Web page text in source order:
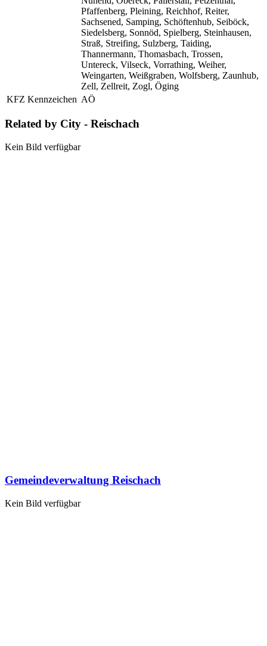
Pfaffenberg, Pleining, Reichhof, Reiter,
Sachsened, Samping, Schöftenhub, Seiböck,
Siedelsberg, Sonnöd, Spielberg, Steinhausen,
Straß, Streifing, Sulzberg, Taiding,
Thannermann, Thomasbach, Trossen,
Untereck, Vilseck, Vorrathing, Weiher,
Weingarten, Weißgraben, Wolfsberg, Zaunhub,
Zell, Zellreit, Zogl, Öging
KFZ Kennzeichen AÖ
Related by City - Reischach
Kein Bild verfügbar
Gemeindeverwaltung Reischach
Kein Bild verfügbar